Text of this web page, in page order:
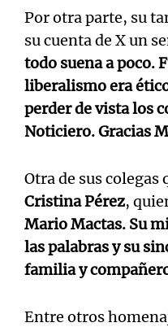
Por otra parte, su
su cuenta de X un
todo suena a poco.
liberalismo era
perder de vista los
Noticiero. Gracias
Otra de sus
Cristina Pérez,
Mario Mactas. Su
las palabras y su
familia y
Entre otros